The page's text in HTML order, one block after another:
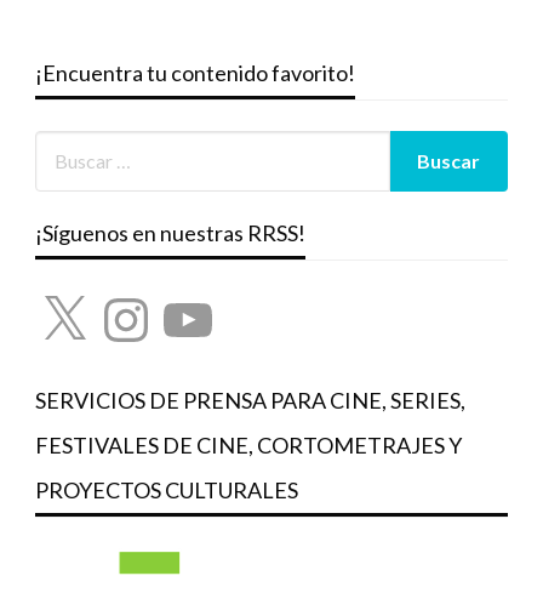
¡Encuentra tu contenido favorito!
¡Síguenos en nuestras RRSS!
X InstagramYouTube
SERVICIOS DE PRENSA PARA CINE, SERIES,
FESTIVALES DE CINE, CORTOMETRAJES Y
PROYECTOS CULTURALES